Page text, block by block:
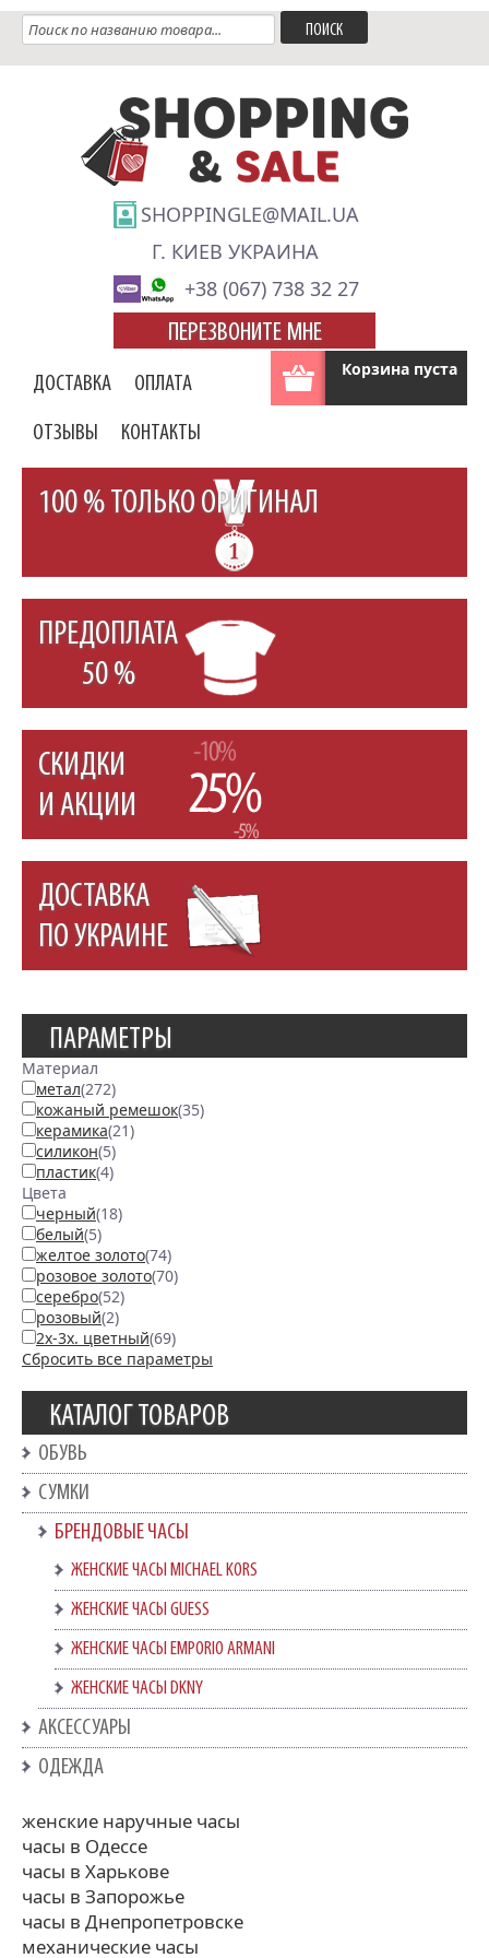
SHOPPINGLE@MAIL.UA
Г. КИЕВ УКРАИНА
+38 (067) 738 32 27
ПЕРЕЗВОНИТЕ МНЕ
Корзина пуста
ДОСТАВКА ОПЛАТА
ОТЗЫВЫ КОНТАКТЫ
100 % ТОЛЬКО ОРИГИНАЛ
ПРЕДОПЛАТА
50 %
СКИДКИ
И АКЦИИ
ДОСТАВКА
ПО УКРАИНЕ
ПАРАМЕТРЫ
Материал
метал(272)
кожаный ремешок(35)
керамика(21)
силикон(5)
пластик(4)
Цвета
черный(18)
белый(5)
желтое золото(74)
розовое золото(70)
серебро(52)
розовый(2)
2х-3х. цветный(69)
Сбросить все параметры
КАТАЛОГ ТОВАРОВ
ОБУВЬ
СУМКИ
БРЕНДОВЫЕ ЧАСЫ
ЖЕНСКИЕ ЧАСЫ MICHAEL KORS
ЖЕНСКИЕ ЧАСЫ GUESS
ЖЕНСКИЕ ЧАСЫ EMPORIO ARMANI
ЖЕНСКИЕ ЧАСЫ DKNY
АКСЕССУАРЫ
ОДЕЖДА
женские наручные часы
часы в Одессе
часы в Харькове
часы в Запорожье
часы в Днепропетровске
механические часы